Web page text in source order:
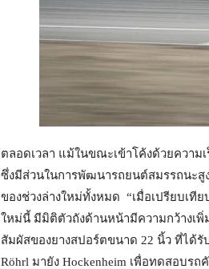
ตลอดเวลา แม้ในขณะเข้าโค้งด้วยความ
ซึ่งมีส่วนในการพัฒนารถยนต์สมรรถนะ
ของช่วงล่างใหม่ทั้งหมด “เมื่อเปรียบเทีย
ใหม่นี้ มีมิติตัวถังด้านหน้ามีความกว้างเ
สัมผัสของยางสปอร์ตขนาด 22 นิ้ว ที่ได้รั
Röhrl มายัง Hockenheim เพื่อทดสอบรถ